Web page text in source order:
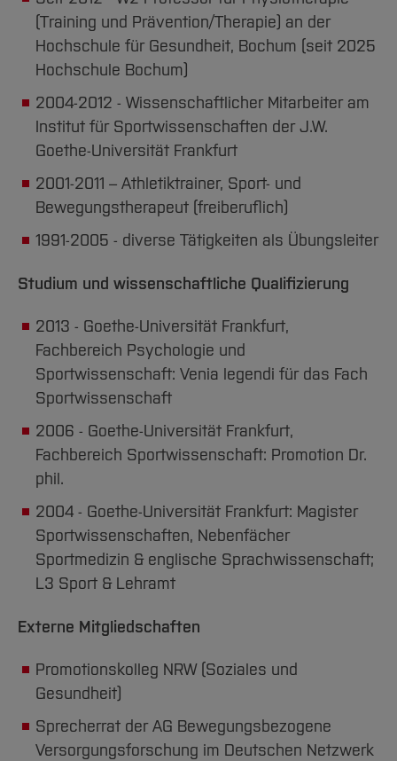
(Training und Prävention/Therapie) an der
Hochschule für Gesundheit, Bochum (seit 2025
Hochschule Bochum)
2004-2012 - Wissenschaftlicher Mitarbeiter am
Institut für Sportwissenschaften der J.W.
Goethe-Universität Frankfurt
2001-2011 – Athletiktrainer, Sport- und
Bewegungstherapeut (freiberuflich)
1991-2005 - diverse Tätigkeiten als Übungsleiter
Studium und wissenschaftliche Qualifizierung
2013 - Goethe-Universität Frankfurt,
Fachbereich Psychologie und
Sportwissenschaft: Venia legendi für das Fach
Sportwissenschaft
2006 - Goethe-Universität Frankfurt,
Fachbereich Sportwissenschaft: Promotion Dr.
phil.
2004 - Goethe-Universität Frankfurt: Magister
Sportwissenschaften, Nebenfächer
Sportmedizin & englische Sprachwissenschaft;
L3 Sport & Lehramt
Externe Mitgliedschaften
Promotionskolleg NRW (Soziales und
Gesundheit)
Sprecherrat der AG Bewegungsbezogene
Versorgungsforschung im Deutschen Netzwerk